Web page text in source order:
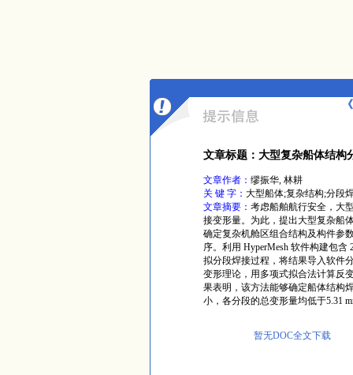
文章标题：大型复杂船体结构
文章作者： 缪振华, 林耕
关 键 字： 大型船体;复杂结构;分段
文章摘要： 考虑船舶航行安全，大
接变形量。为此，提出大型复杂船
确定复杂机舱区组合结构及构件参
序。利用 HyperMesh 软件构建包
拟分段焊接过程，将结果导入软件
变形理论，用多项式拟合法计算反
果表明，该方法能够确定船体结构
小，各分段的总变形量均低于5.31
暂无DOC全文下载